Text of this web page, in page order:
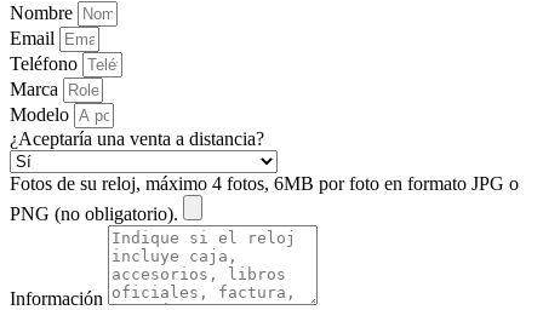
Nombre
Email
Teléfono
Marca
Modelo
¿Aceptaría una venta a distancia?
Fotos de su reloj, máximo 4 fotos, 6MB por foto en formato JPG o
PNG (no obligatorio).
Información